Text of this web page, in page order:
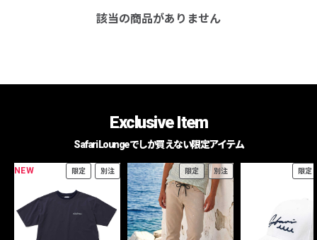
該当の商品がありません
Exclusive Item
Safari Loungeでしか買えない限定アイテム
NEW 限定 別注 限定 別注 限定